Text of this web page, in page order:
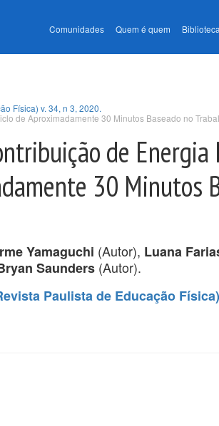
Comunidades Quem é quem Biblioteca
Física) v. 34, n 3, 2020.
de Aproximadamente 30 Minutos Baseado no
de
30 Minutos
Yamaguchi (Autor), Luana
Saunders (Autor).
Paulista de Educação